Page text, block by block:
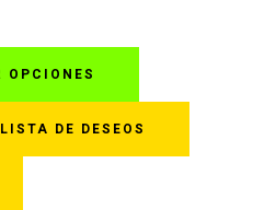
OPCIONES
múltiples
variantes.
DE DESEOS